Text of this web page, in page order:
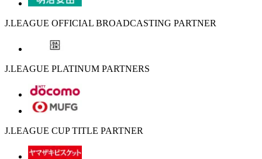
J.LEAGUE OFFICIAL BROADCASTING PARTNER
J.LEAGUE PLATINUM PARTNERS
J.LEAGUE CUP TITLE PARTNER